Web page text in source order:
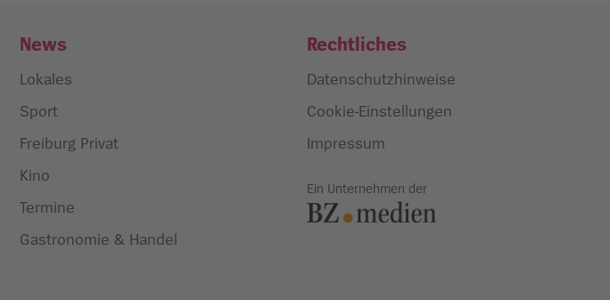
News
Lokales
Sport
Freiburg Privat
Kino
Termine
Gastronomie & Handel
Rechtliches
Datenschutzhinweise
Cookie-Einstellungen
Impressum
Ein Unternehmen der